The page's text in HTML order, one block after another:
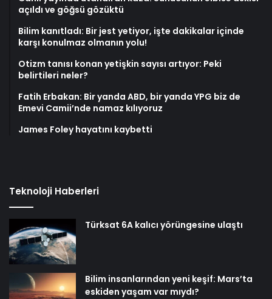
açıldı ve göğsü gözüktü
Bilim kanıtladı: Bir jest yetiyor, işte dakikalar içinde
karşı konulmaz olmanın yolu!
Otizm tanısı konan yetişkin sayısı artıyor: Peki
belirtileri neler?
Fatih Erbakan: Bir yanda ABD, bir yanda YPG biz de
Emevi Camii’nde namaz kılıyoruz
James Foley hayatını kaybetti
Teknoloji Haberleri
Türksat 6A kalıcı yörüngesine ulaştı
Bilim insanlarından yeni keşif: Mars’ta
eskiden yaşam var mıydı?